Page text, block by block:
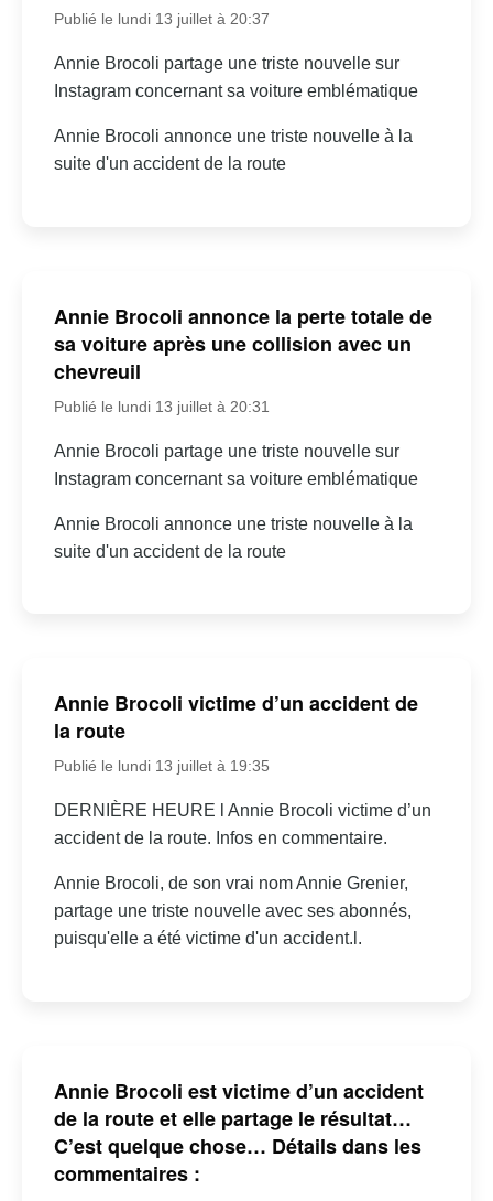
Publié le lundi 13 juillet à 20:37
Annie Brocoli partage une triste nouvelle sur
Instagram concernant sa voiture emblématique
Annie Brocoli annonce une triste nouvelle à la
suite d'un accident de la route
Annie Brocoli annonce la perte totale de
sa voiture après une collision avec un
chevreuil
Publié le lundi 13 juillet à 20:31
Annie Brocoli partage une triste nouvelle sur
Instagram concernant sa voiture emblématique
Annie Brocoli annonce une triste nouvelle à la
suite d'un accident de la route
Annie Brocoli victime d’un accident de
la route
Publié le lundi 13 juillet à 19:35
DERNIÈRE HEURE l Annie Brocoli victime d’un
accident de la route. Infos en commentaire.
Annie Brocoli, de son vrai nom Annie Grenier,
partage une triste nouvelle avec ses abonnés,
puisqu'elle a été victime d'un accident.l.
Annie Brocoli est victime d’un accident
de la route et elle partage le résultat…
C’est quelque chose… Détails dans les
commentaires :